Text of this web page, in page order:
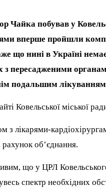
Чайка побував у
вперше пройшли
що нині в Україні
з пересадженими
подальшим
Ковельської міської
з лікарями-
об’єднання.
що у ЦРЛ
спектр необхідних